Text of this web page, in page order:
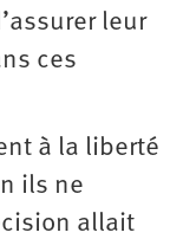
leur
ces
à la liberté
ils ne
allait